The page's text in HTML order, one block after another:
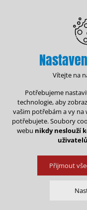
Vítejte na
Potřebujeme
technologie, aby
vašim potřebám a vy na
potřebujete. Soubory
webu nikdy neslouží
Přijmout